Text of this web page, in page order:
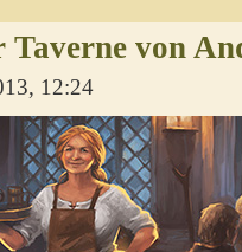
von
12:24